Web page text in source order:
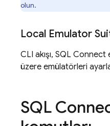
olun.
Local Emulator
CLI akışı, SQL Connect
üzere emülatörleri
SQL